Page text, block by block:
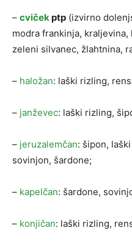
– cvičekptp (izvirno
modra frankinja,
zeleni silvanec, žlahtnina,
– haložan: laški rizling,
– janževec: laški rizling,
– jeruzalemčan: šipon,
sovinjon, šardone;
– kapelčan: šardone,
– konjičan: laški rizling,